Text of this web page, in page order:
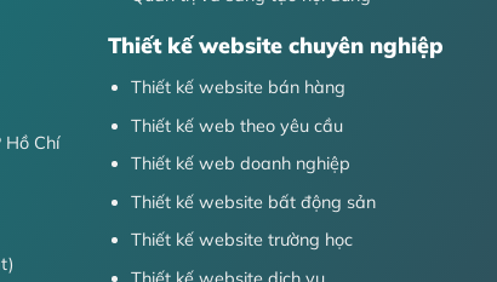
Chí
Thiết kế website chuyên nghiệp
Thiết kế website bán hàng
Thiết kế web theo yêu cầu
Thiết kế web doanh nghiệp
Thiết kế website bất động sản
Thiết kế website trường học